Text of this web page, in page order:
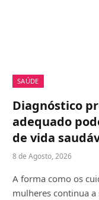
SAÚDE
Diagnóstico
adequado
de vida
8 de Agosto, 2026
A forma como os
mulheres continua